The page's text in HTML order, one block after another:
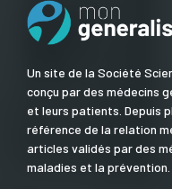
Un site de la Société
conçu par des médecins
et leurs patients. Depuis
référence de la relation
articles validés par des
maladies et la prévention.